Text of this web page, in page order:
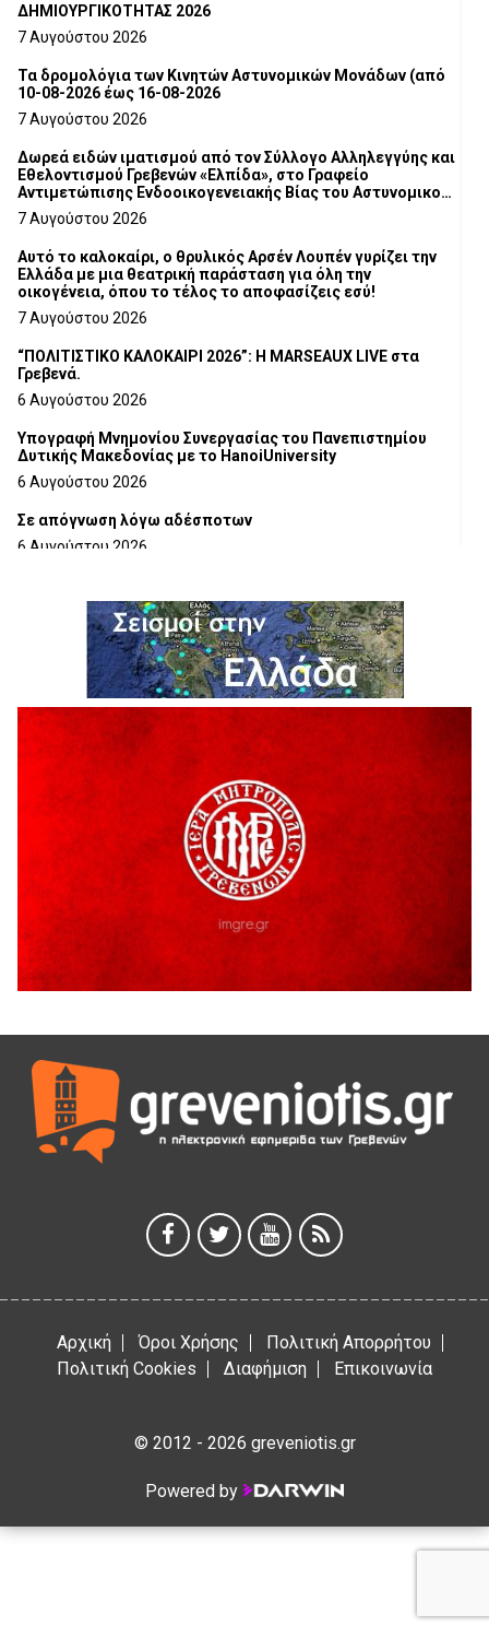
ΔΗΜΙΟΥΡΓΙΚΟΤΗΤΑΣ 2026
7 Αυγούστου 2026
Τα δρομολόγια των Κινητών Αστυνομικών Μονάδων (από
10-08-2026 έως 16-08-2026
7 Αυγούστου 2026
Δωρεά ειδών ιματισμού από τον Σύλλογο Αλληλεγγύης και
Εθελοντισμού Γρεβενών «Ελπίδα», στο Γραφείο
Αντιμετώπισης Ενδοοικογενειακής Βίας του Αστυνομικού
Τμήματος Γρεβενών
7 Αυγούστου 2026
Αυτό το καλοκαίρι, ο θρυλικός Αρσέν Λουπέν γυρίζει την
Ελλάδα με μια θεατρική παράσταση για όλη την
οικογένεια, όπου το τέλος το αποφασίζεις εσύ!
7 Αυγούστου 2026
“ΠΟΛΙΤΙΣΤΙΚΟ ΚΑΛΟΚΑΙΡΙ 2026”: Η MARSEAUX LIVE στα
Γρεβενά.
6 Αυγούστου 2026
Υπογραφή Μνημονίου Συνεργασίας του Πανεπιστημίου
Δυτικής Μακεδονίας με το HanoiUniversity
6 Αυγούστου 2026
Σε απόγνωση λόγω αδέσποτων
6 Αυγούστου 2026
6 Αυγούστου 2026
Ολοκληρώνεται η ασφαλτόστρωση της οδού Περιβόλι –
6 Αυγούστου 2026
H παραδοχή λαθών είναι (και) δύναμη
5 Αυγούστου 2026
Ο ΑΝΔΡΕΑΣ ΑΣΛΑΝΙΔΗΣ ΣΥΝΕΧΙΖΕΙ ΣΤΟΝ ΠΡΩΤΕΑ
ΓΡΕΒΕΝΩΝ
5 Αυγούστου 2026
Ευχαριστήριο Εκπολιτιστικού Συλλόγου Ταξιάρχη προς κ.
Παρασχάκη Αθανάσιο
5 Αυγούστου 2026
Διακοπή υδροδότησης του Α΄ κλάδου ύδρευσης
5 Αυγούστου 2026
Θερινό Σινεμά στο πλαίσιο του «Πολιτιστικού
Καλοκαιριού 2026» με την βραβευμένη ταινία «Μικρές
Ανάσες».
5 Αυγούστου 2026
5 Αυγούστου 2026
Αρχική Όροι Χρήσης
Πολιτική Απορρήτου
Πολιτική Cookies
Διαφήμιση Επικοινωνία
© 2012 - 2026 greveniotis.gr
Powered by